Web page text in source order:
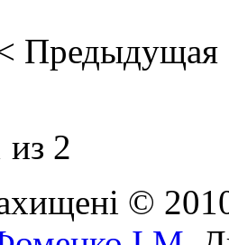
Предыдущая
2
©